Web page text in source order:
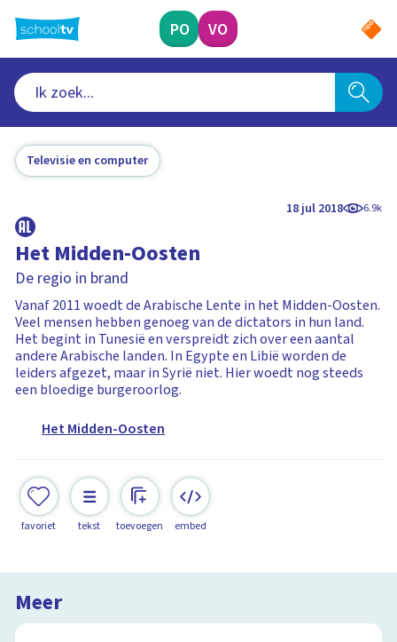
naar
hoofdinhoud
PO VO
Televisie en computer
18 jul 2018 6.9k
Het Midden-Oosten
De regio in brand
Vanaf 2011 woedt de Arabische Lente in het Midden-Oosten.
Veel mensen hebben genoeg van de dictators in hun land.
Het begint in Tunesië en verspreidt zich over een aantal
andere Arabische landen. In Egypte en Libië worden de
leiders afgezet, maar in Syrië niet. Hier woedt nog steeds
een bloedige burgeroorlog.
Het Midden-Oosten
favoriet tekst toevoegen embed
Meer